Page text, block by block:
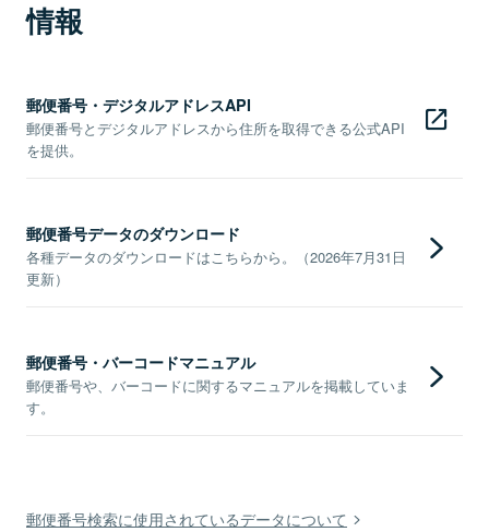
情報
郵便番号・デジタルアドレスAPI
郵便番号とデジタルアドレスから住所を取得できる公式API
を提供。
郵便番号データのダウンロード
各種データのダウンロードはこちらから。（2026年7月31日
更新）
郵便番号・バーコードマニュアル
郵便番号や、バーコードに関するマニュアルを掲載していま
す。
郵便番号検索に使用されているデータについて